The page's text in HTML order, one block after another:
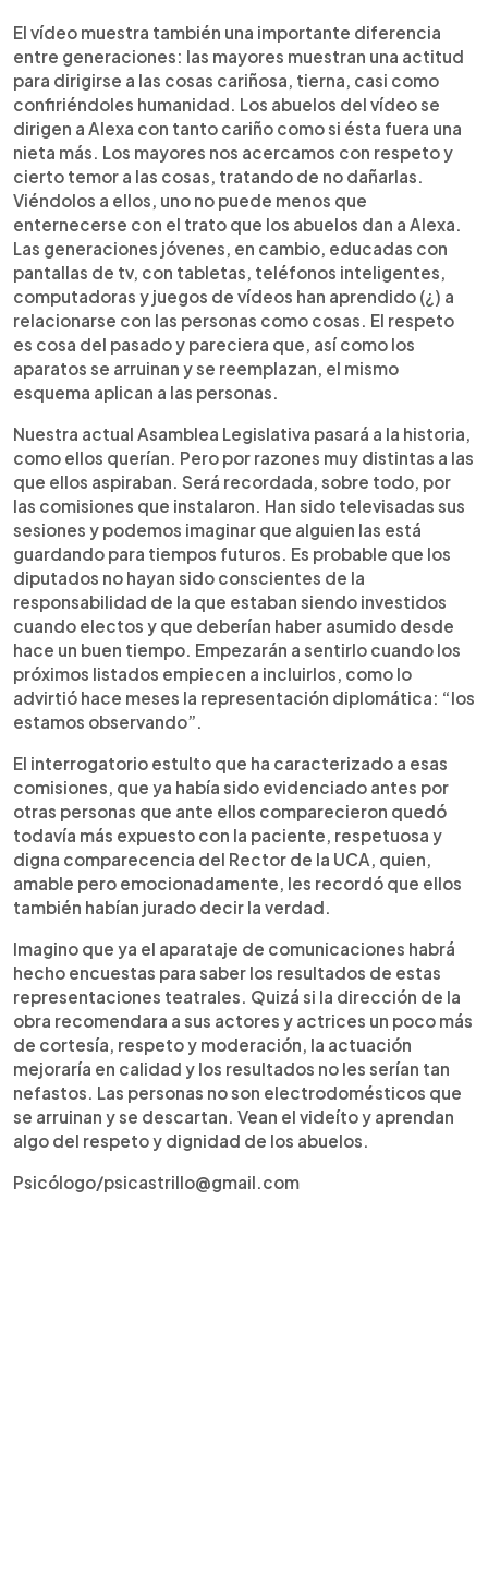
El vídeo muestra también una importante diferencia
entre generaciones: las mayores muestran una actitud
para dirigirse a las cosas cariñosa, tierna, casi como
confiriéndoles humanidad. Los abuelos del vídeo se
dirigen a Alexa con tanto cariño como si ésta fuera una
nieta más. Los mayores nos acercamos con respeto y
cierto temor a las cosas, tratando de no dañarlas.
Viéndolos a ellos, uno no puede menos que
enternecerse con el trato que los abuelos dan a Alexa.
Las generaciones jóvenes, en cambio, educadas con
pantallas de tv, con tabletas, teléfonos inteligentes,
computadoras y juegos de vídeos han aprendido (¿) a
relacionarse con las personas como cosas. El respeto
es cosa del pasado y pareciera que, así como los
aparatos se arruinan y se reemplazan, el mismo
esquema aplican a las personas.
Nuestra actual Asamblea Legislativa pasará a la historia,
como ellos querían. Pero por razones muy distintas a las
que ellos aspiraban. Será recordada, sobre todo, por
las comisiones que instalaron. Han sido televisadas sus
sesiones y podemos imaginar que alguien las está
guardando para tiempos futuros. Es probable que los
diputados no hayan sido conscientes de la
responsabilidad de la que estaban siendo investidos
cuando electos y que deberían haber asumido desde
hace un buen tiempo. Empezarán a sentirlo cuando los
próximos listados empiecen a incluirlos, como lo
advirtió hace meses la representación diplomática: “los
estamos observando”.
El interrogatorio estulto que ha caracterizado a esas
comisiones, que ya había sido evidenciado antes por
otras personas que ante ellos comparecieron quedó
todavía más expuesto con la paciente, respetuosa y
digna comparecencia del Rector de la UCA, quien,
amable pero emocionadamente, les recordó que ellos
también habían jurado decir la verdad.
Imagino que ya el aparataje de comunicaciones habrá
hecho encuestas para saber los resultados de estas
representaciones teatrales. Quizá si la dirección de la
obra recomendara a sus actores y actrices un poco más
de cortesía, respeto y moderación, la actuación
mejoraría en calidad y los resultados no les serían tan
nefastos. Las personas no son electrodomésticos que
se arruinan y se descartan. Vean el videíto y aprendan
algo del respeto y dignidad de los abuelos.
Psicólogo/psicastrillo@gmail.com